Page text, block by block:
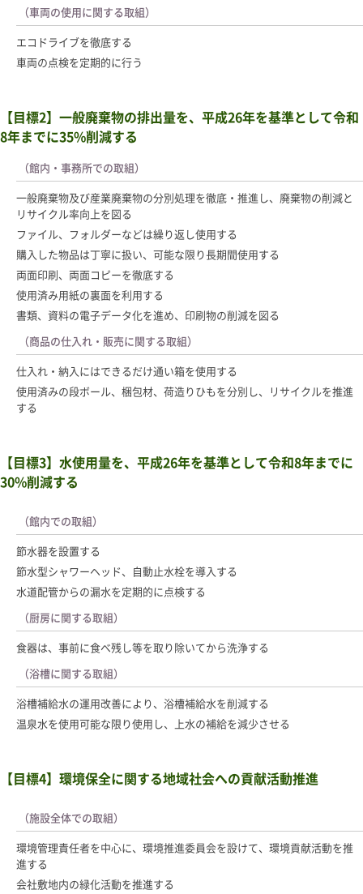
（車両の使用に関する取組）
エコドライブを徹底する
車両の点検を定期的に行う
【目標2】一般廃棄物の排出量を、平成26年を基準として令和
8年までに35%削減する
（館内・事務所での取組）
一般廃棄物及び産業廃棄物の分別処理を徹底・推進し、廃棄物の削減と
リサイクル率向上を図る
ファイル、フォルダーなどは繰り返し使用する
購入した物品は丁寧に扱い、可能な限り長期間使用する
両面印刷、両面コピーを徹底する
使用済み用紙の裏面を利用する
書類、資料の電子データ化を進め、印刷物の削減を図る
（商品の仕入れ・販売に関する取組）
仕入れ・納入にはできるだけ通い箱を使用する
使用済みの段ボール、梱包材、荷造りひもを分別し、リサイクルを推進
する
【目標3】水使用量を、平成26年を基準として令和8年までに
30%削減する
（館内での取組）
節水器を設置する
節水型シャワーヘッド、自動止水栓を導入する
水道配管からの漏水を定期的に点検する
（厨房に関する取組）
食器は、事前に食べ残し等を取り除いてから洗浄する
（浴槽に関する取組）
浴槽補給水の運用改善により、浴槽補給水を削減する
温泉水を使用可能な限り使用し、上水の補給を減少させる
【目標4】環境保全に関する地域社会への貢献活動推進
（施設全体での取組）
環境管理責任者を中心に、環境推進委員会を設けて、環境貢献活動を推
進する
会社敷地内の緑化活動を推進する